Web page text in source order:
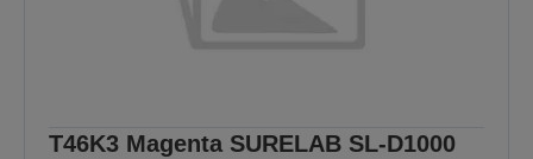
T46K3 Magenta SURELAB SL-D1000